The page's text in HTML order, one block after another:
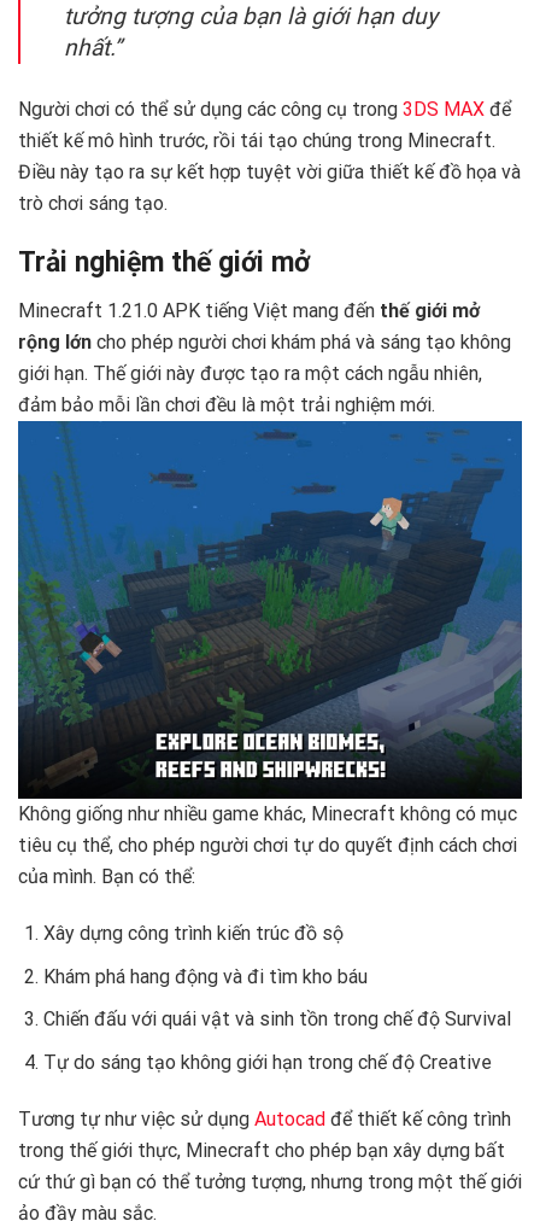
tưởng tượng của bạn là giới hạn duy
nhất.”
Người chơi có thể sử dụng các công cụ trong 3DS MAX để
thiết kế mô hình trước, rồi tái tạo chúng trong Minecraft.
Điều này tạo ra sự kết hợp tuyệt vời giữa thiết kế đồ họa và
trò chơi sáng tạo. ️
Trải nghiệm thế giới mở
Minecraft 1.21.0 APK tiếng Việt mang đến thế giới mở
rộng lớn cho phép người chơi khám phá và sáng tạo không
giới hạn. Thế giới này được tạo ra một cách ngẫu nhiên,
đảm bảo mỗi lần chơi đều là một trải nghiệm mới.
Không giống như nhiều game khác, Minecraft không có mục
tiêu cụ thể, cho phép người chơi tự do quyết định cách chơi
của mình. Bạn có thể:
Xây dựng công trình kiến trúc đồ sộ
Khám phá hang động và đi tìm kho báu
Chiến đấu với quái vật và sinh tồn trong chế độ Survival
Tự do sáng tạo không giới hạn trong chế độ Creative
Tương tự như việc sử dụng Autocad để thiết kế công trình
trong thế giới thực, Minecraft cho phép bạn xây dựng bất
cứ thứ gì bạn có thể tưởng tượng, nhưng trong một thế giới
ảo đầy màu sắc.